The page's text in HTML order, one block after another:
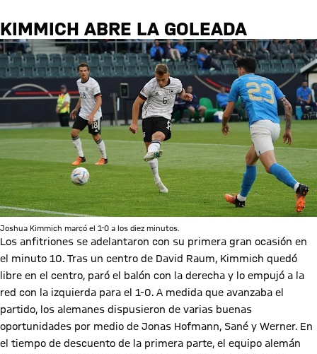
KIMMICH ABRE LA GOLEADA
Joshua Kimmich marcó el 1-0 a los diez minutos.
Los anfitriones se adelantaron con su primera gran ocasión en
el minuto 10. Tras un centro de David Raum, Kimmich quedó
libre en el centro, paró el balón con la derecha y lo empujó a la
red con la izquierda para el 1-0. A medida que avanzaba el
partido, los alemanes dispusieron de varias buenas
oportunidades por medio de Jonas Hofmann, Sané y Werner. En
el tiempo de descuento de la primera parte, el equipo alemán